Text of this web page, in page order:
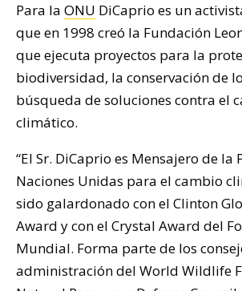
Para la ONU DiCaprio es un
que en 1998 creó la Fundación
que ejecuta proyectos para la
biodiversidad, la conservación de
búsqueda de soluciones contra el
climático.
“El Sr. DiCaprio es Mensajero de la
Naciones Unidas para el cambio
sido galardonado con el Clinton
Award y con el Crystal Award del
Mundial. Forma parte de los
administración del World Wildlife